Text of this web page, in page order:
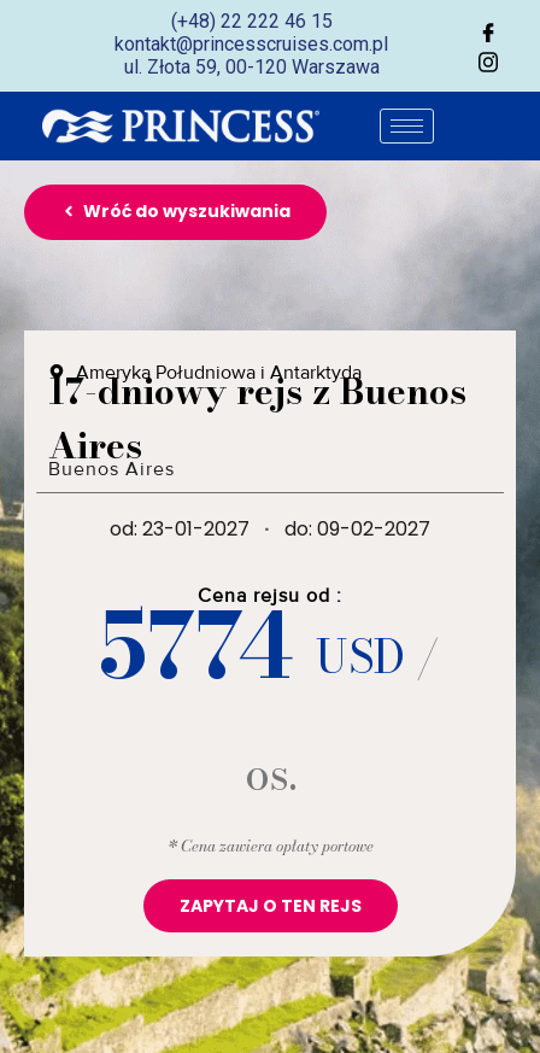
(+48) 22 222 46 15
kontakt@princesscruises.com.pl
ul. Złota 59, 00-120 Warszawa
Wróć do wyszukiwania
Ameryka Południowa i Antarktyda
17-dniowy rejs z Buenos
Aires
Buenos Aires
od: 23-01-2027 · do: 09-02-2027
Cena rejsu od :
5774USD /
os.
* Cena zawiera opłaty portowe
ZAPYTAJ O TEN REJS